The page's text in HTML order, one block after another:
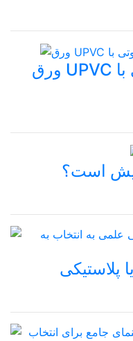
ورق UPVC چیست و چه تفاوتی با PVC
است؟
پلاستیکی